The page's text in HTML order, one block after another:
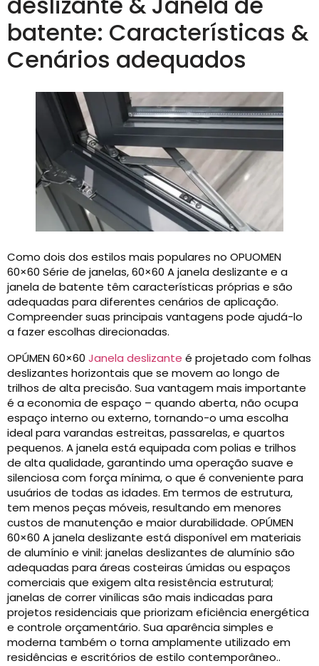
batente: Características &
Cenários adequados
Como dois dos estilos mais populares no OPUOMEN
60×60 Série de janelas, 60×60 A janela deslizante e a
janela de batente têm características próprias e são
adequadas para diferentes cenários de aplicação.
Compreender suas principais vantagens pode ajudá-lo
a fazer escolhas direcionadas.
OPÚMEN 60×60 Janela deslizante é projetado com folhas
deslizantes horizontais que se movem ao longo de
trilhos de alta precisão. Sua vantagem mais importante
é a economia de espaço – quando aberta, não ocupa
espaço interno ou externo, tornando-o uma escolha
ideal para varandas estreitas, passarelas, e quartos
pequenos. A janela está equipada com polias e trilhos
de alta qualidade, garantindo uma operação suave e
silenciosa com força mínima, o que é conveniente para
usuários de todas as idades. Em termos de estrutura,
tem menos peças móveis, resultando em menores
custos de manutenção e maior durabilidade. OPÚMEN
60×60 A janela deslizante está disponível em materiais
de alumínio e vinil: janelas deslizantes de alumínio são
adequadas para áreas costeiras úmidas ou espaços
comerciais que exigem alta resistência estrutural;
janelas de correr vinílicas são mais indicadas para
projetos residenciais que priorizam eficiência energética
e controle orçamentário. Sua aparência simples e
moderna também o torna amplamente utilizado em
residências e escritórios de estilo contemporâneo..